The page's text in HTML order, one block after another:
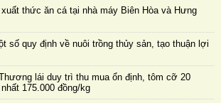
thức ăn cá tại nhà máy Biên Hòa và Hưng
số quy định về nuôi trồng thủy sản, tạo thuận lợi
lái duy trì thu mua ổn định, tôm cỡ 20
175.000 đồng/kg